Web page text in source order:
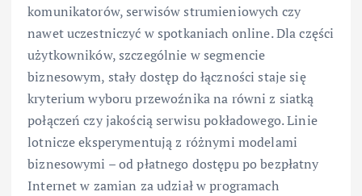
komunikatorów, serwisów strumieniowych czy
nawet uczestniczyć w spotkaniach online. Dla części
użytkowników, szczególnie w segmencie
biznesowym, stały dostęp do łączności staje się
kryterium wyboru przewoźnika na równi z siatką
połączeń czy jakością serwisu pokładowego. Linie
lotnicze eksperymentują z różnymi modelami
biznesowymi – od płatnego dostępu po bezpłatny
Internet w zamian za udział w programach